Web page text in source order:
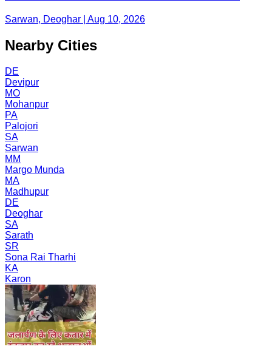
Sarwan, Deoghar | Aug 10, 2026
Nearby Cities
DE
Devipur
MO
Mohanpur
PA
Palojori
SA
Sarwan
MM
Margo Munda
MA
Madhupur
DE
Deoghar
SA
Sarath
SR
Sona Rai Tharhi
KA
Karon